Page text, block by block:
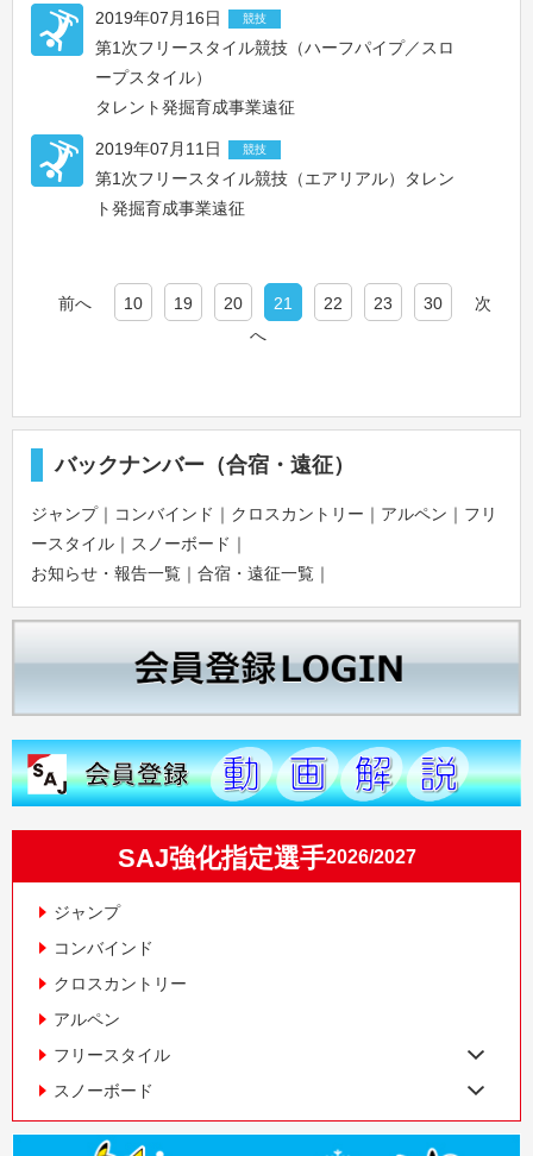
2019年07月16日 競技
第1次フリースタイル競技（ハーフパイプ／スロ
ープスタイル）
タレント発掘育成事業遠征
2019年07月11日 競技
第1次フリースタイル競技（エアリアル）タレン
ト発掘育成事業遠征
前へ 10 19 20 21 22 23 30
次
へ
バックナンバー（合宿・遠征）
ジャンプ｜ コンバインド ｜ クロスカントリー ｜ アルペン ｜ フリ
ースタイル ｜ スノーボード ｜
お知らせ・報告一覧 ｜ 合宿・遠征一覧 ｜
SAJ強化指定選手2026/2027
ジャンプ
コンバインド
クロスカントリー
アルペン
フリースタイル
スノーボード